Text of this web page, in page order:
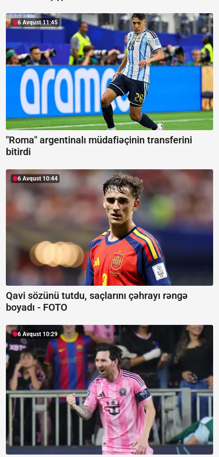
6 Avqust 11:45
"Roma" argentinalı müdafiəçinin transferini
bitirdi
6 Avqust 10:44
Qavi sözünü tutdu, saçlarını çəhrayı rəngə
boyadı - FOTO
6 Avqust 10:29